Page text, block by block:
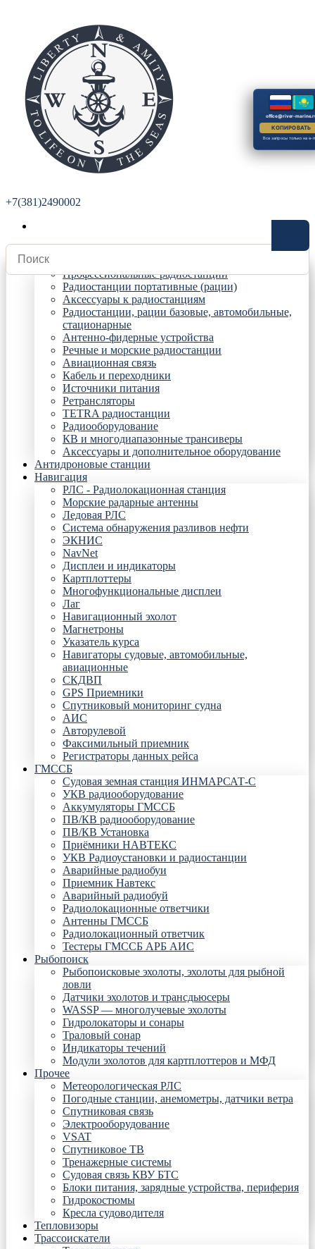
+7(381)2490002
Радиостанции
Профессиональные радиостанции
Радиостанции портативные (рации)
Аксессуары к радиостанциям
Радиостанции, рации базовые, автомобильные,
стационарные
Антенно-фидерные устройства
Речные и морские радиостанции
Авиационная связь
Кабель и переходники
Источники питания
Ретрансляторы
TETRA радиостанции
Радиооборудование
КВ и многодиапазонные трансиверы
Аксессуары и дополнительное оборудование
Антидроновые станции
Навигация
РЛС - Радиолокационная станция
Морские радарные антенны
Ледовая РЛС
Система обнаружения разливов нефти
ЭКНИС
NavNet
Дисплеи и индикаторы
Картплоттеры
Многофункциональные дисплеи
Лаг
Навигационный эхолот
Магнетроны
Указатель курса
Навигаторы судовые, автомобильные,
авиационные
СКДВП
GPS Приемники
Спутниковый мониторинг судна
АИС
Авторулевой
Факсимильный приемник
Регистраторы данных рейса
ГМССБ
Судовая земная станция ИНМАРСАТ-С
УКВ радиооборудование
Аккумуляторы ГМССБ
ПВ/КВ радиооборудование
ПВ/КВ Установка
Приёмники НАВТЕКС
УКВ Радиоустановки и радиостанции
Аварийные радиобуи
Приемник Навтекс
Аварийный радиобуй
Радиолокационные ответчики
Антенны ГМССБ
Радиолокационный ответчик
Тестеры ГМССБ АРБ АИС
Рыбопоиск
Рыбопоисковые эхолоты, эхолоты для рыбной
ловли
Датчики эхолотов и трансдьюсеры
WASSP — многолучевые эхолоты
Гидролокаторы и сонары
Траловый сонар
Индикаторы течений
Модули эхолотов для картплоттеров и МФД
Прочее
Метеорологическая РЛС
Погодные станции, анемометры, датчики ветра
Спутниковая связь
Электрооборудование
VSAT
Спутниковое ТВ
Тренажерные системы
Судовая связь КВУ БТС
Блоки питания, зарядные устройства, периферия
Гидрокостюмы
Кресла судоводителя
Тепловизоры
Трассоискатели
office@river-
КОПИРОВАТЬ
Все запросы только на e-